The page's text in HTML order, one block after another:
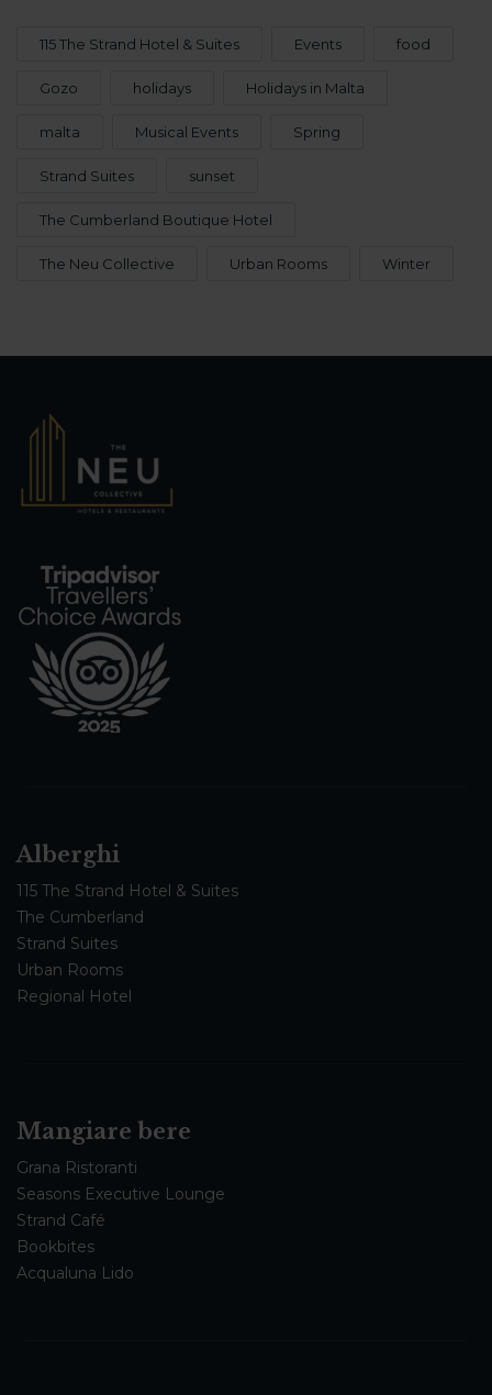
115 The Strand Hotel & Suites Events food
Gozo holidays Holidays in Malta
malta Musical Events Spring
Strand Suites sunset
The Cumberland Boutique Hotel
The Neu Collective Urban Rooms Winter
Alberghi
115 The Strand Hotel & Suites
The Cumberland
Strand Suites
Urban Rooms
Regional Hotel
Mangiare bere
Grana Ristoranti
Seasons Executive Lounge
Strand Café
Bookbites
Acqualuna Lido